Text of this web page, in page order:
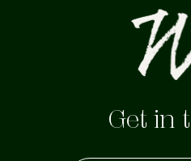
Get in